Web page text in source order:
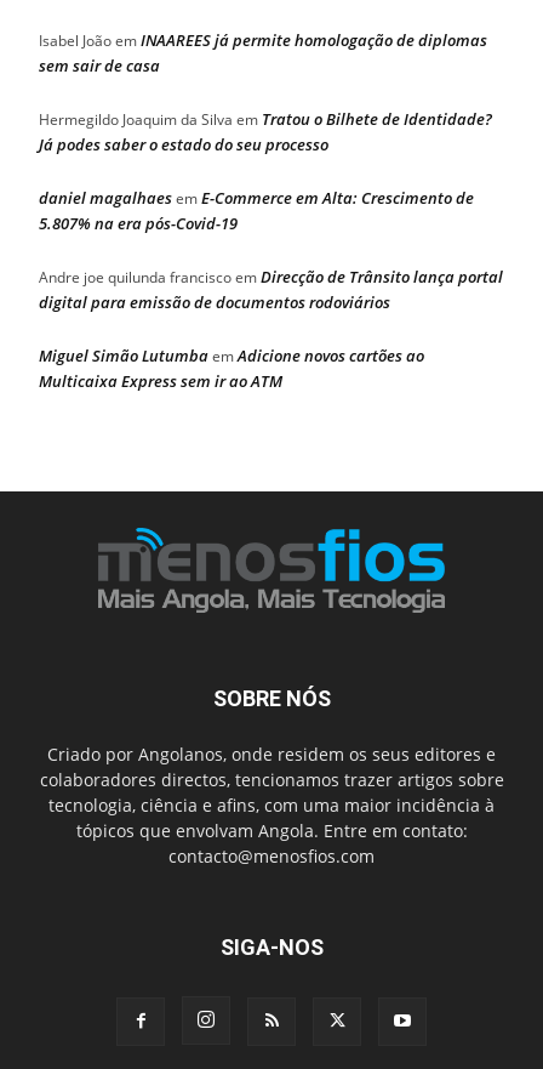
Isabel JoãoemINAAREES já permite homologação de diplomas
sem sair de casa
Hermegildo Joaquim da Silva em Tratou o Bilhete de Identidade?
Já podes saber o estado do seu processo
daniel magalhaesemE-Commerce em Alta: Crescimento de
5.807% na era pós-Covid-19
Andre joe quilunda franciscoemDirecção de Trânsito lança portal
digital para emissão de documentos rodoviários
Miguel Simão LutumbaemAdicione novos cartões ao
Multicaixa Express sem ir ao ATM
SOBRE NÓS
Criado por Angolanos, onde residem os seus editores e
colaboradores directos, tencionamos trazer artigos sobre
tecnologia, ciência e afins, com uma maior incidência à
tópicos que envolvam Angola. Entre em contato:
contacto@menosfios.com
SIGA-NOS